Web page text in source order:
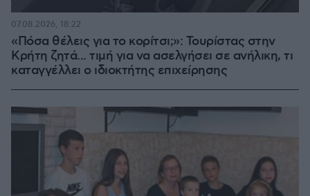
«Πόσα θέλεις για το κορίτσι;»: Τουρίστας στην
Κρήτη ζητά... τιμή για να ασελγήσει σε ανήλικη, τι
καταγγέλλει ο ιδιοκτήτης επιχείρησης
07.08.2026, 18:22